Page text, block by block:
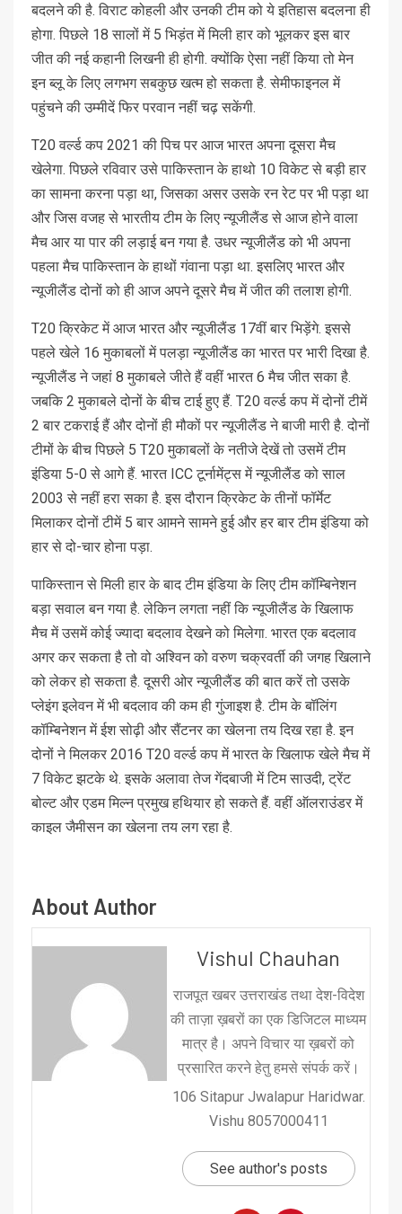
बदलने की है. विराट कोहली और उनकी टीम को ये इतिहास बदलना ही
होगा. पिछले 18 सालों में 5 भिड़ंत में मिली हार को भूलकर इस बार
जीत की नई कहानी लिखनी ही होगी. क्योंकि ऐसा नहीं किया तो मेन
इन ब्लू के लिए लगभग सबकुछ खत्म हो सकता है. सेमीफाइनल में
पहुंचने की उम्मीदें फिर परवान नहीं चढ़ सकेंगी.
T20 वर्ल्ड कप 2021 की पिच पर आज भारत अपना दूसरा मैच
खेलेगा. पिछले रविवार उसे पाकिस्तान के हाथो 10 विकेट से बड़ी हार
का सामना करना पड़ा था, जिसका असर उसके रन रेट पर भी पड़ा था
और जिस वजह से भारतीय टीम के लिए न्यूजीलैंड से आज होने वाला
मैच आर या पार की लड़ाई बन गया है. उधर न्यूजीलैंड को भी अपना
पहला मैच पाकिस्तान के हाथों गंवाना पड़ा था. इसलिए भारत और
न्यूजीलैंड दोनों को ही आज अपने दूसरे मैच में जीत की तलाश होगी.
T20 क्रिकेट में आज भारत और न्यूजीलैंड 17वीं बार भिड़ेंगे. इससे
पहले खेले 16 मुकाबलों में पलड़ा न्यूजीलैंड का भारत पर भारी दिखा है.
न्यूजीलैंड ने जहां 8 मुकाबले जीते हैं वहीं भारत 6 मैच जीत सका है.
जबकि 2 मुकाबले दोनों के बीच टाई हुए हैं. T20 वर्ल्ड कप में दोनों टीमें
2 बार टकराई हैं और दोनों ही मौकों पर न्यूजीलैंड ने बाजी मारी है. दोनों
टीमों के बीच पिछले 5 T20 मुकाबलों के नतीजे देखें तो उसमें टीम
इंडिया 5-0 से आगे हैं. भारत ICC टूर्नामेंट्स में न्यूजीलैंड को साल
2003 से नहीं हरा सका है. इस दौरान क्रिकेट के तीनों फॉर्मेट
मिलाकर दोनों टीमें 5 बार आमने सामने हुई और हर बार टीम इंडिया को
हार से दो-चार होना पड़ा.
पाकिस्तान से मिली हार के बाद टीम इंडिया के लिए टीम कॉम्बिनेशन
बड़ा सवाल बन गया है. लेकिन लगता नहीं कि न्यूजीलैंड के खिलाफ
मैच में उसमें कोई ज्यादा बदलाव देखने को मिलेगा. भारत एक बदलाव
अगर कर सकता है तो वो अश्विन को वरुण चक्रवर्ती की जगह खिलाने
को लेकर हो सकता है. दूसरी ओर न्यूजीलैंड की बात करें तो उसके
प्लेइंग इलेवन में भी बदलाव की कम ही गुंजाइश है. टीम के बॉलिंग
कॉम्बिनेशन में ईश सोढ़ी और सैंटनर का खेलना तय दिख रहा है. इन
दोनों ने मिलकर 2016 T20 वर्ल्ड कप में भारत के खिलाफ खेले मैच में
7 विकेट झटके थे. इसके अलावा तेज गेंदबाजी में टिम साउदी, ट्रेंट
बोल्ट और एडम मिल्न प्रमुख हथियार हो सकते हैं. वहीं ऑलराउंडर में
काइल जैमीसन का खेलना तय लग रहा है.
About Author
Vishul Chauhan
राजपूत खबर उत्तराखंड तथा देश-विदेश
की ताज़ा ख़बरों का एक डिजिटल माध्यम
मात्र है। अपने विचार या ख़बरों को
प्रसारित करने हेतु हमसे संपर्क करें।
106 Sitapur Jwalapur Haridwar.
Vishu 8057000411
See author's posts